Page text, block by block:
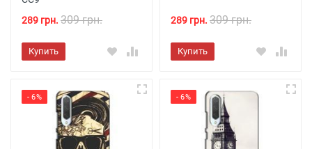
289 грн. 309 грн.
Купить
289 грн. 309 грн.
Купить
- 6% - 6%